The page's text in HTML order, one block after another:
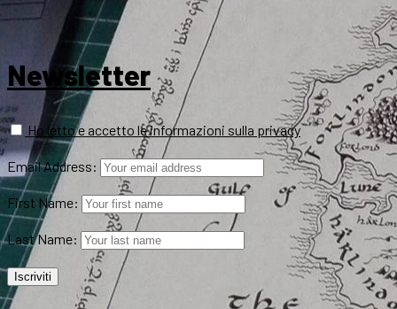
Newsletter
Ho letto e accetto le informazioni sulla privacy
Email Address:
First Name:
Last Name: